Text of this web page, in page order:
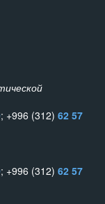
; +996 (312) 62 57
; +996 (312) 62 57